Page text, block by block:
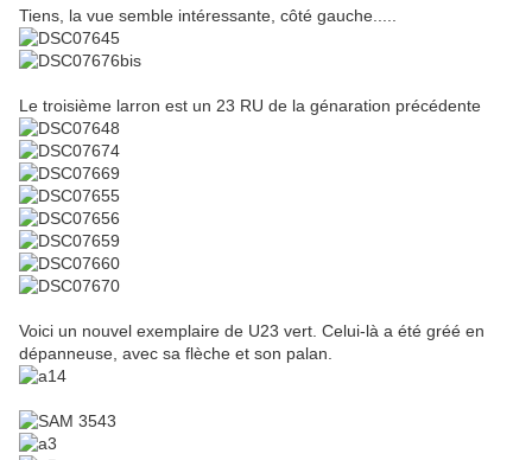
Tiens, la vue semble intéressante, côté gauche.....
Le troisième larron est un 23 RU de la génaration précédente
Voici un nouvel exemplaire de U23 vert. Celui-là a été gréé en
dépanneuse, avec sa flèche et son palan.